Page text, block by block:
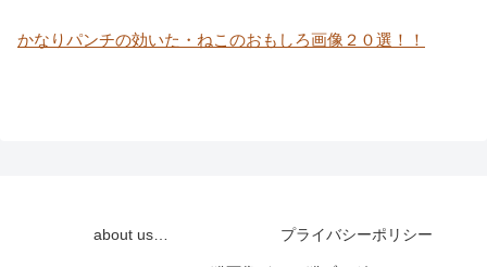
かなりパンチの効いた・ねこのおもしろ画像２０選！！
about us… プライバシーポリシー